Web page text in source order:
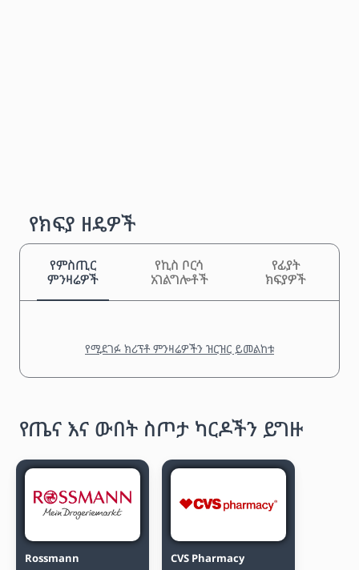
የክፍያ ዘዴዎች
የምስጢር
ምንዛሬዎች
የኪስ ቦርሳ
አገልግሎቶች
የፊያት
ክፍያዎች
የሚደገፉ ክሪፕቶ ምንዛሬዎችን ዝርዝር ይመልከቱ
የጤና እና ውበት ስጦታ ካርዶችን ይግዙ
Rossmann CVS Pharmacy